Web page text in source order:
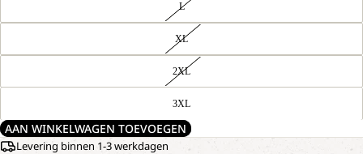
L
XL
2XL
3XL
AAN WINKELWAGEN TOEVOEGEN
Levering binnen 1-3 werkdagen